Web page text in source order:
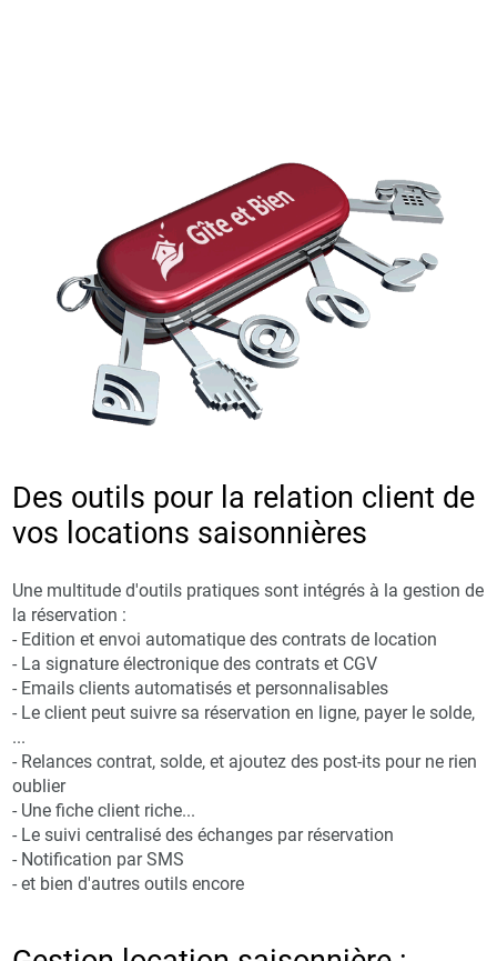
Des outils pour la relation client de
vos locations saisonnières
Une multitude d'outils pratiques sont intégrés à la gestion de
la réservation :
- Edition et envoi automatique des contrats de location
- La signature électronique des contrats et CGV
- Emails clients automatisés et personnalisables
- Le client peut suivre sa réservation en ligne, payer le solde,
...
- Relances contrat, solde, et ajoutez des post-its pour ne rien
oublier
- Une fiche client riche...
- Le suivi centralisé des échanges par réservation
- Notification par SMS
- et bien d'autres outils encore